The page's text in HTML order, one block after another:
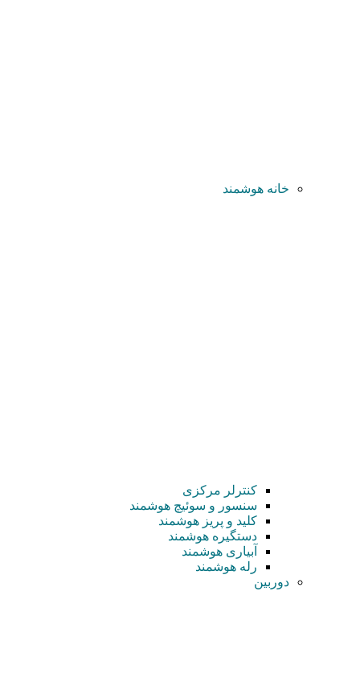
خانه هوشمند
کنترلر مرکزی
سنسور و سوئیچ هوشمند
کلید و پریز هوشمند
دستگیره هوشمند
آبیاری هوشمند
رله هوشمند
دوربین